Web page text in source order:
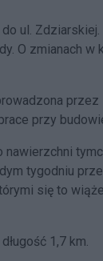
ul. Zdziarskiej.
O zmianach
przy
tygodniu
się to
1,7 km.